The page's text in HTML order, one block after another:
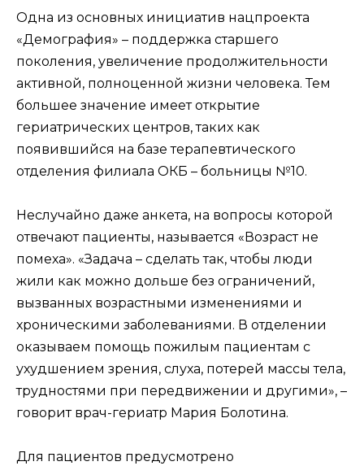
Одна из основных инициатив нацпроекта
«Демография» – поддержка старшего
поколения, увеличение продолжительности
активной, полноценной жизни человека. Тем
большее значение имеет открытие
гериатрических центров, таких как
появившийся на базе терапевтического
отделения филиала ОКБ – больницы №10.
Неслучайно даже анкета, на вопросы которой
отвечают пациенты, называется «Возраст не
помеха». «Задача – сделать так, чтобы люди
жили как можно дольше без ограничений,
вызванных возрастными изменениями и
хроническими заболеваниями. В отделении
оказываем помощь пожилым пациентам с
ухудшением зрения, слуха, потерей массы тела,
трудностями при передвижении и другими», –
говорит врач-гериатр Мария Болотина.
Для пациентов предусмотрено